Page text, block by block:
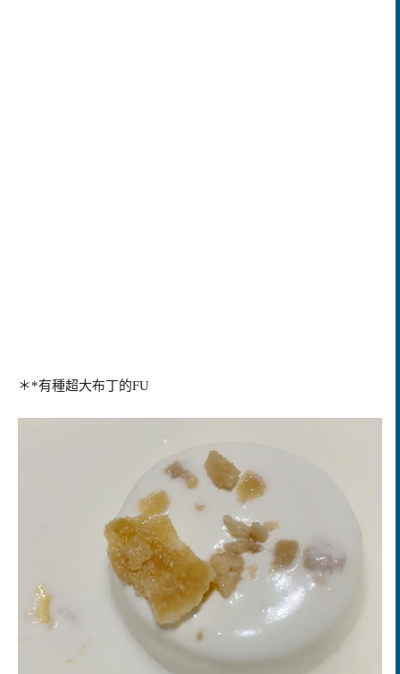
＊*有種超大布丁的FU